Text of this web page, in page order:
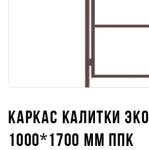
КАРКАС КАЛИТКИ ЭКО
1000*1700 ММ ППК